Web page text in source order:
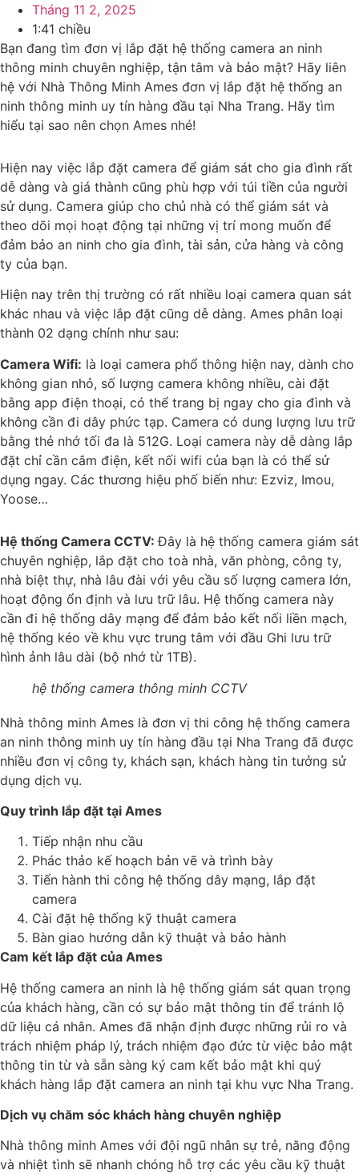
Tháng 11 2, 2025
1:41 chiều
Bạn đang tìm đơn vị lắp đặt hệ thống camera an ninh
thông minh chuyên nghiệp, tận tâm và bảo mật? Hãy liên
hệ với Nhà Thông Minh Ames đơn vị lắp đặt hệ thống an
ninh thông minh uy tín hàng đầu tại Nha Trang. Hãy tìm
hiểu tại sao nên chọn Ames nhé!
Hiện nay việc lắp đặt camera để giám sát cho gia đình rất
dễ dàng và giá thành cũng phù hợp với túi tiền của người
sử dụng. Camera giúp cho chủ nhà có thể giám sát và
theo dõi mọi hoạt động tại những vị trí mong muốn để
đảm bảo an ninh cho gia đình, tài sản, cửa hàng và công
ty của bạn.
Hiện nay trên thị trường có rất nhiều loại camera quan sát
khác nhau và việc lắp đặt cũng dễ dàng. Ames phân loại
thành 02 dạng chính như sau:
Camera Wifi: là loại camera phổ thông hiện nay, dành cho
không gian nhỏ, số lượng camera không nhiều, cài đặt
bằng app điện thoại, có thể trang bị ngay cho gia đình và
không cần đi dây phức tạp. Camera có dung lượng lưu trữ
bằng thẻ nhớ tối đa là 512G. Loại camera này dễ dàng lắp
đặt chỉ cần cắm điện, kết nối wifi của bạn là có thể sử
dụng ngay. Các thương hiệu phố biến như: Ezviz, Imou,
Yoose…
Hệ thống Camera CCTV:Đây là hệ thống camera giám sát
chuyên nghiệp, lắp đặt cho toà nhà, văn phòng, công ty,
nhà biệt thự, nhà lâu đài với yêu cầu số lượng camera lớn,
hoạt động ổn định và lưu trữ lâu. Hệ thống camera này
cần đi hệ thống dây mạng để đảm bảo kết nối liền mạch,
hệ thống kéo về khu vực trung tâm với đầu Ghi lưu trữ
hình ảnh lâu dài (bộ nhớ từ 1TB).
hệ thống camera thông minh CCTV
Nhà thông minh Ames là đơn vị thi công hệ thống camera
an ninh thông minh uy tín hàng đầu tại Nha Trang đã được
nhiều đơn vị công ty, khách sạn, khách hàng tin tưởng sử
dụng dịch vụ.
Quy trình lắp đặt tại Ames
Tiếp nhận nhu cầu
Phác thảo kế hoạch bản vẽ và trình bày
Tiến hành thi công hệ thống dây mạng, lắp đặt
camera
Cài đặt hệ thống kỹ thuật camera
Bàn giao hướng dẫn kỹ thuật và bảo hành
Cam kết lắp đặt của Ames
Hệ thống camera an ninh là hệ thống giám sát quan trọng
của khách hàng, cần có sự bảo mật thông tin để tránh lộ
dữ liệu cá nhân. Ames đã nhận định được những rủi ro và
trách nhiệm pháp lý, trách nhiệm đạo đức từ việc bảo mật
thông tin từ và sẵn sàng ký cam kết bảo mật khi quý
khách hàng lắp đặt camera an ninh tại khu vực Nha Trang.
Dịch vụ chăm sóc khách hàng chuyên nghiệp
Nhà thông minh Ames với đội ngũ nhân sự trẻ, năng động
và nhiệt tình sẽ nhanh chóng hỗ trợ các yêu cầu kỹ thuật